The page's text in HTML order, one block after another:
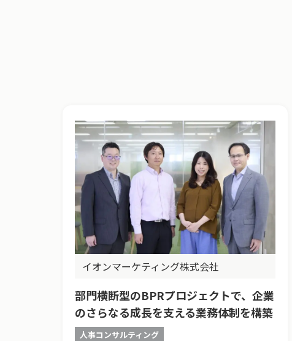
イオンマーケティング株式会社
部門横断型のBPRプロジェクトで、企業
のさらなる成長を支える業務体制を構築
人事コンサルティング